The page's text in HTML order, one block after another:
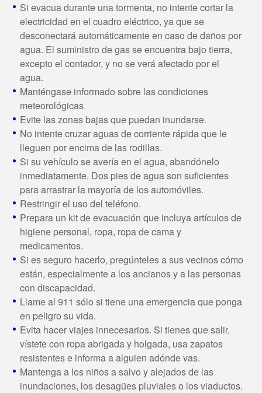
Si evacua durante una tormenta, no intente cortar la
electricidad en el cuadro eléctrico, ya que se
desconectará automáticamente en caso de daños por
agua. El suministro de gas se encuentra bajo tierra,
excepto el contador, y no se verá afectado por el
agua.
Manténgase informado sobre las condiciones
meteorológicas.
Evite las zonas bajas que puedan inundarse.
No intente cruzar aguas de corriente rápida que le
lleguen por encima de las rodillas.
Si su vehículo se avería en el agua, abandónelo
inmediatamente. Dos pies de agua son suficientes
para arrastrar la mayoría de los automóviles.
Restringir el uso del teléfono.
Prepara un kit de evacuación que incluya artículos de
higiene personal, ropa, ropa de cama y
medicamentos.
Si es seguro hacerlo, pregúnteles a sus vecinos cómo
están, especialmente a los ancianos y a las personas
con discapacidad.
Llame al 911 sólo si tiene una emergencia que ponga
en peligro su vida.
Evita hacer viajes innecesarios. Si tienes que salir,
vístete con ropa abrigada y holgada, usa zapatos
resistentes e informa a alguien adónde vas.
Mantenga a los niños a salvo y alejados de las
inundaciones, los desagües pluviales o los viaductos.